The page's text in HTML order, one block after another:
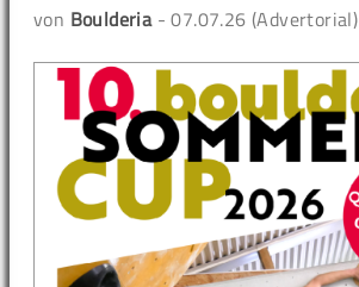
von Boulderia- 07.07.26 (Advertorial)